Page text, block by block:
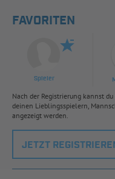
FAVORITEN
Spieler
Nach der Registrierung kannst
deinen Lieblingsspielern,
angezeigt werden.
JETZT